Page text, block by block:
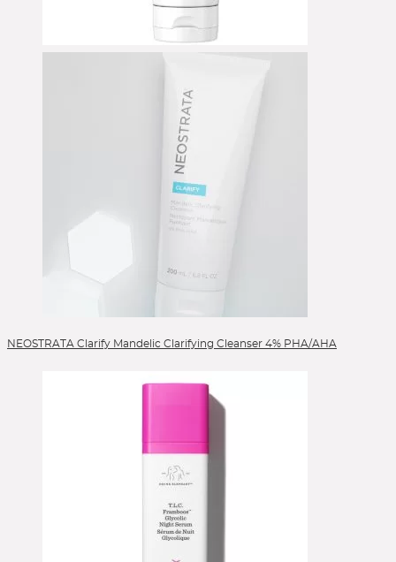
NEOSTRATA Clarify Mandelic Clarifying Cleanser 4% PHA/AHA